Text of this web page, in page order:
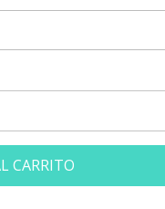
CARRITO